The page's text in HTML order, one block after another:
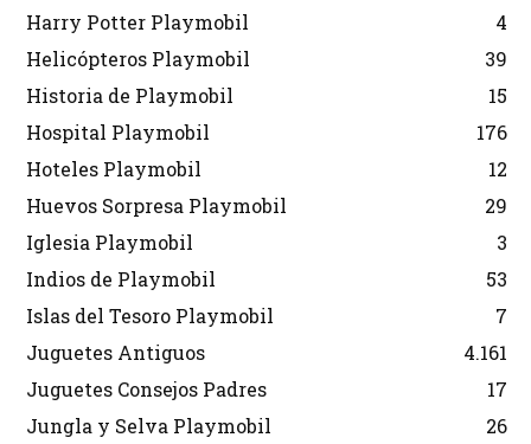
Harry Potter Playmobil
4
Helicópteros Playmobil
39
Historia de Playmobil
15
Hospital Playmobil
176
Hoteles Playmobil
12
Huevos Sorpresa Playmobil
29
Iglesia Playmobil
3
Indios de Playmobil
53
Islas del Tesoro Playmobil
7
Juguetes Antiguos
4.161
Juguetes Consejos Padres
17
Jungla y Selva Playmobil
26